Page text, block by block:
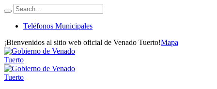
Teléfonos Municipales
¡Bienvenidos al sitio web oficial de Venado Tuerto!Mapa